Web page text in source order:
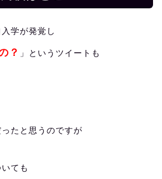
学が発覚し
？ 」というツイートも
たと思うのですが
ても